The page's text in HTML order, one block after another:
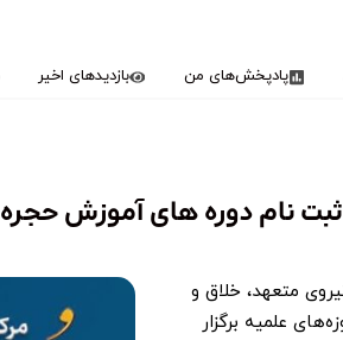
پادپخش‌های من بازدیدهای اخیر
ثبت نام دوره های آموزش
متعهد، خلاق و
علمیه برگزار